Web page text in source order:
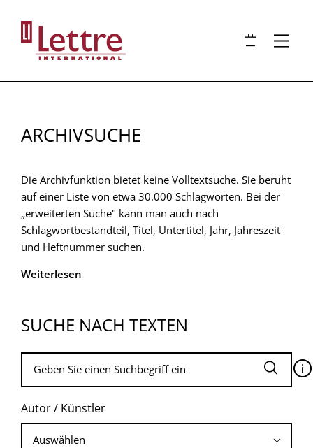
Inhalt
🛍 ⋮
ARCHIVSUCHE
Die Archivfunktion bietet keine Volltextsuche. Sie beruht
auf einer Liste von etwa 30.000 Schlagworten. Bei der
„erweiterten Suche" kann man auch nach
Schlagwortbestandteil, Titel, Untertitel, Jahr, Jahreszeit
und Heftnummer suchen.
Weiterlesen
SUCHE NACH TEXTEN
🛈
Autor / Künstler